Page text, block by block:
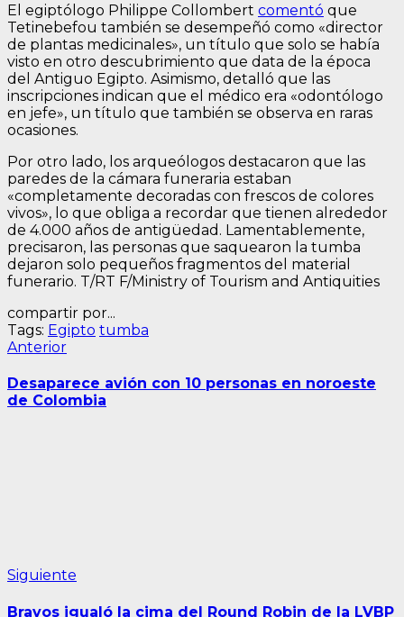
El egiptólogo Philippe Collombert comentó que
Tetinebefou también se desempeñó como «director
de plantas medicinales», un título que solo se había
visto en otro descubrimiento que data de la época
del Antiguo Egipto. Asimismo, detalló que las
inscripciones indican que el médico era «odontólogo
en jefe», un título que también se observa en raras
ocasiones.
Por otro lado, los arqueólogos destacaron que las
paredes de la cámara funeraria estaban
«completamente decoradas con frescos de colores
vivos», lo que obliga a recordar que tienen alrededor
de 4.000 años de antigüedad. Lamentablemente,
precisaron, las personas que saquearon la tumba
dejaron solo pequeños fragmentos del material
funerario. T/RT F/Ministry of Tourism and Antiquities
compartir por...
Tags: Egipto tumba
Navegación
de
entradas
AnteriorEntrada
Desaparece avión con 10 personas en noroeste
de Colombia
Siguiente
Bravos igualó la cima del Round Robin de la LVBP